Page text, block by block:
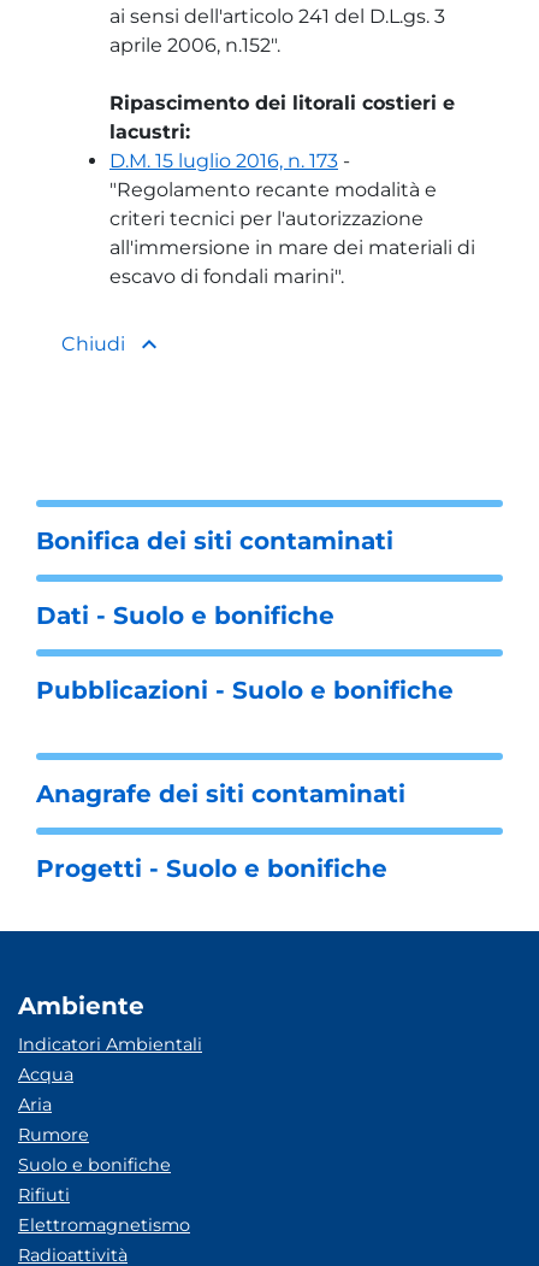
ai sensi dell'articolo 241 del D.L.gs. 3
aprile 2006, n.152".
Ripascimento dei litorali costieri e
lacustri:
D.M. 15 luglio 2016, n. 173 -
"Regolamento recante modalità e
criteri tecnici per l'autorizzazione
all'immersione in mare dei materiali di
escavo di fondali marini".
Chiudi keyboard_arrow_up
Bonifica dei siti contaminati
Dati - Suolo e bonifiche
Pubblicazioni - Suolo e bonifiche
Anagrafe dei siti contaminati
Progetti - Suolo e bonifiche
Ambiente
Indicatori Ambientali
Acqua
Aria
Rumore
Suolo e bonifiche
Rifiuti
Elettromagnetismo
Radioattività